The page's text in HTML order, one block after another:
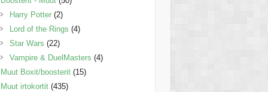
Harry Potter (2)
Lord of the Rings (4)
Star Wars (22)
Vampire & DuelMasters (4)
Muut Boxit/boosterit (15)
Muut irtokortit (435)